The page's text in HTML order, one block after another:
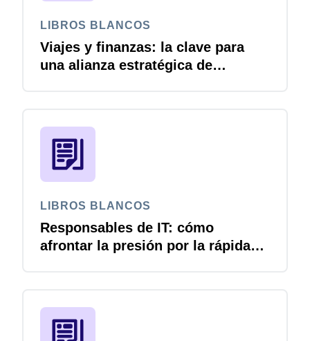
LIBROS BLANCOS
Viajes y finanzas: la clave para
una alianza estratégica de
LIBROS BLANCOS
Responsables de IT: cómo
afrontar la presión por la rápida